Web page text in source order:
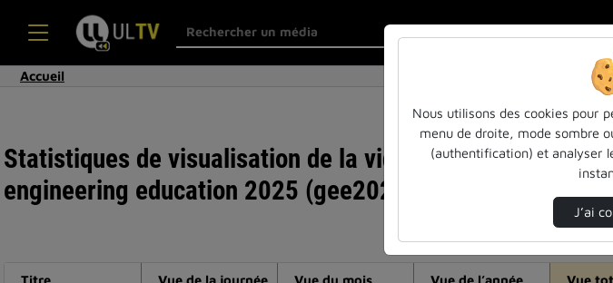
Accueil
Statistiques de visualisation de la vidéo N. utter
engineering education 2025 (gee2025)
Modifier la période de
Titre Vue de la journée Vue du mois Vue de l’année
Vue
Nous utilisons des cookies pour
menu de droite, mode sombre
(authentification) et analyser
J’ai